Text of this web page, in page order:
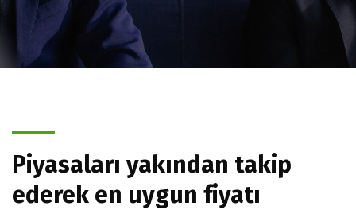
Piyasaları yakından takip
ederek en uygun fiyatı